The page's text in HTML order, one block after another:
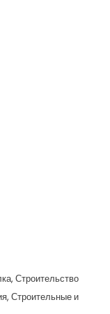
Строительство
Строительные и